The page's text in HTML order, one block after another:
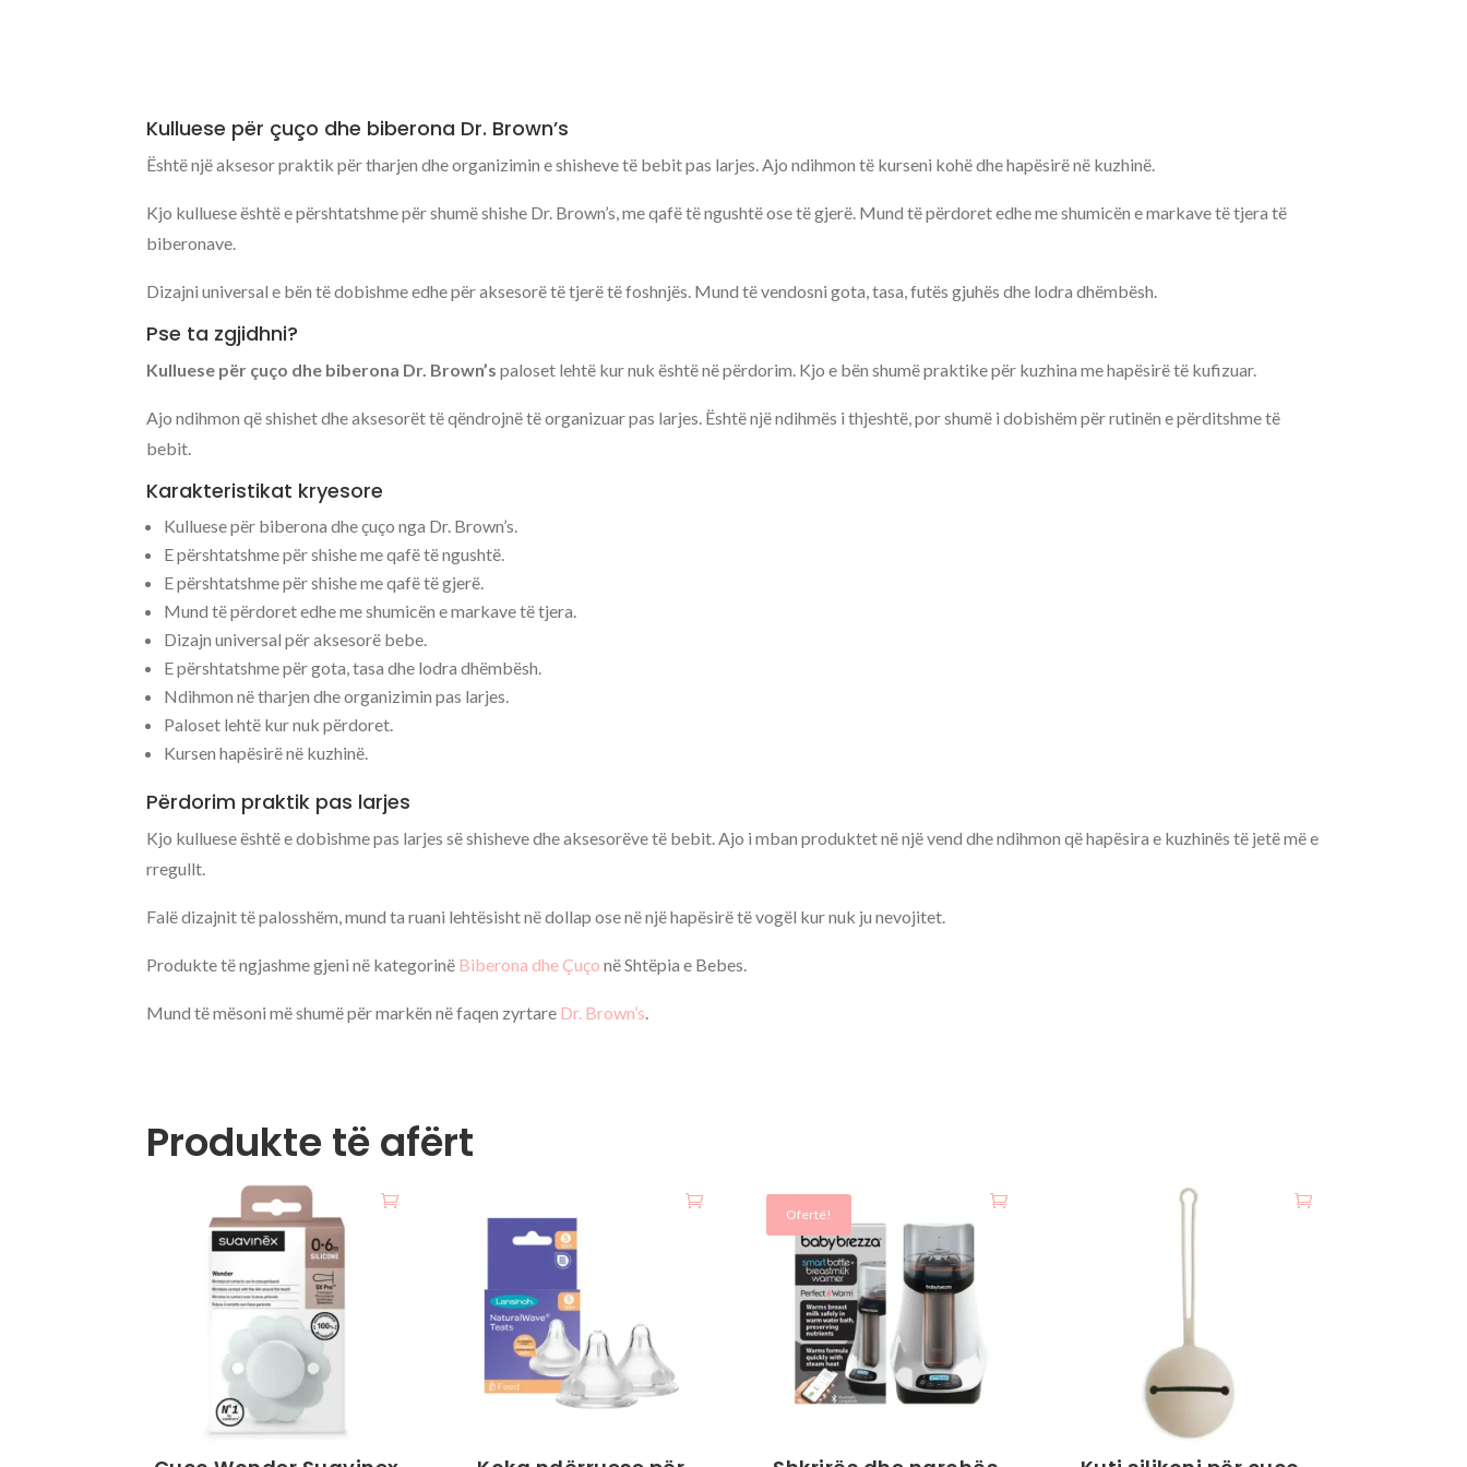
Kulluese për çuço dhe biberona Dr. Brown’s
Është një aksesor praktik për tharjen dhe organizimin e shisheve të bebit pas larjes. Ajo ndihmon të kurseni kohë dhe hapësirë në kuzhinë.
Kjo kulluese është e përshtatshme për shumë shishe Dr. Brown’s, me qafë të ngushtë ose të gjerë. Mund të përdoret edhe me shumicën e markave të tjera të
biberonave.
Dizajni universal e bën të dobishme edhe për aksesorë të tjerë të foshnjës. Mund të vendosni gota, tasa, futës gjuhës dhe lodra dhëmbësh.
Pse ta zgjidhni?
Kulluese për çuço dhe biberona Dr. Brown’s paloset lehtë kur nuk është në përdorim. Kjo e bën shumë praktike për kuzhina me hapësirë të kufizuar.
Ajo ndihmon që shishet dhe aksesorët të qëndrojnë të organizuar pas larjes. Është një ndihmës i thjeshtë, por shumë i dobishëm për rutinën e përditshme të
bebit.
Karakteristikat kryesore
Kulluese për biberona dhe çuço nga Dr. Brown’s.
E përshtatshme për shishe me qafë të ngushtë.
E përshtatshme për shishe me qafë të gjerë.
Mund të përdoret edhe me shumicën e markave të tjera.
Dizajn universal për aksesorë bebe.
E përshtatshme për gota, tasa dhe lodra dhëmbësh.
Ndihmon në tharjen dhe organizimin pas larjes.
Paloset lehtë kur nuk përdoret.
Kursen hapësirë në kuzhinë.
Përdorim praktik pas larjes
Kjo kulluese është e dobishme pas larjes së shisheve dhe aksesorëve të bebit. Ajo i mban produktet në një vend dhe ndihmon që hapësira e kuzhinës të jetë më e
rregullt.
Falë dizajnit të palosshëm, mund ta ruani lehtësisht në dollap ose në një hapësirë të vogël kur nuk ju nevojitet.
Produkte të ngjashme gjeni në kategorinë Biberona dhe Çuço në Shtëpia e Bebes.
Mund të mësoni më shumë për markën në faqen zyrtare Dr. Brown’s
Produkte të afërt
Ofertë!